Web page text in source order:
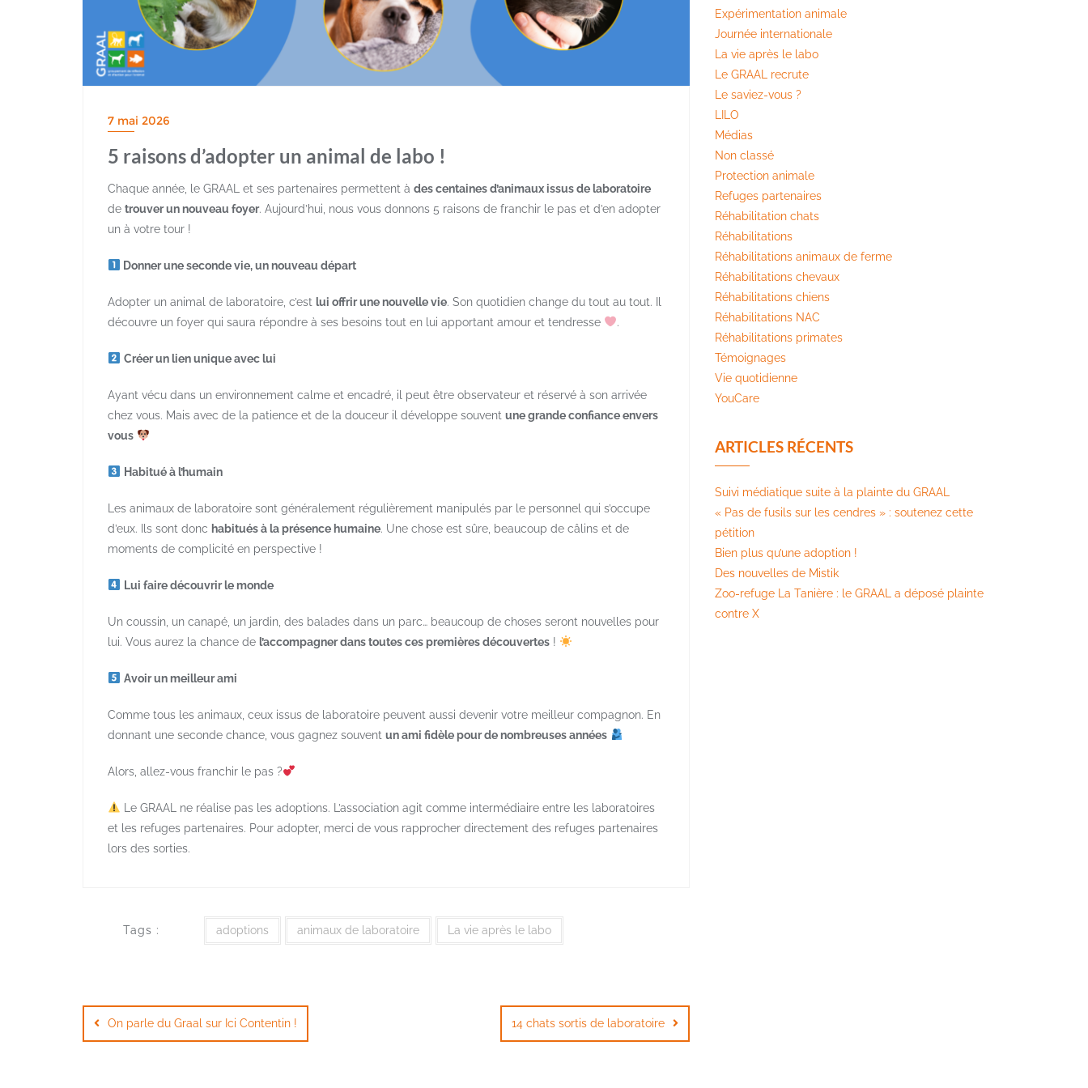
7 mai 2026
5 raisons d’adopter un animal de labo !
Chaque année, le GRAAL et ses partenaires permettent à des centaines d’animaux issus de laboratoire
de trouver un nouveau foyer. Aujourd’hui, nous vous donnons 5 raisons de franchir le pas et d’en adopter
un à votre tour !
Donner une seconde vie, un nouveau départ
Adopter un animal de laboratoire, c’est lui offrir une nouvelle vie. Son quotidien change du tout au tout. Il
découvre un foyer qui saura répondre à ses besoins tout en lui apportant amour et tendresse
.
Créer un lien unique avec lui
Ayant vécu dans un environnement calme et encadré, il peut être observateur et réservé à son arrivée
chez vous. Mais avec de la patience et de la douceur il développe souvent une grande confiance envers
vous
Habitué à l’humain
Les animaux de laboratoire sont généralement régulièrement manipulés par le personnel qui s’occupe
d’eux. Ils sont donc habitués à la présence humaine. Une chose est sûre, beaucoup de câlins et de
moments de complicité en perspective !
Lui faire découvrir le monde
Un coussin, un canapé, un jardin, des balades dans un parc… beaucoup de choses seront nouvelles pour
lui. Vous aurez la chance de l’accompagner dans toutes ces premières découvertes !
Avoir un meilleur ami
Comme tous les animaux, ceux issus de laboratoire peuvent aussi devenir votre meilleur compagnon. En
donnant une seconde chance, vous gagnez souvent un ami fidèle pour de nombreuses années
Alors, allez-vous franchir le pas ?
Le GRAAL ne réalise pas les adoptions. L’association agit comme intermédiaire entre les laboratoires
et les refuges partenaires. Pour adopter, merci de vous rapprocher directement des refuges partenaires
lors des sorties.
Tags : adoptions animaux de laboratoire La vie après le labo
deOn parle du Graal sur Ici Contentin ! 14 chats sortis de laboratoire
Expérimentation animale
Journée internationale
La vie après le labo
Le GRAAL recrute
Le saviez-vous ?
LILO
Médias
Non classé
Protection animale
Refuges partenaires
Réhabilitation chats
Réhabilitations
Réhabilitations animaux de ferme
Réhabilitations chevaux
Réhabilitations chiens
Réhabilitations NAC
Réhabilitations primates
Témoignages
Vie quotidienne
YouCare
ARTICLES RÉCENTS
Suivi médiatique suite à la plainte du GRAAL
« Pas de fusils sur les cendres » : soutenez cette
pétition​
Bien plus qu’une adoption !
Des nouvelles de Mistik
Zoo-refuge La Tanière : le GRAAL a déposé plainte
contre X